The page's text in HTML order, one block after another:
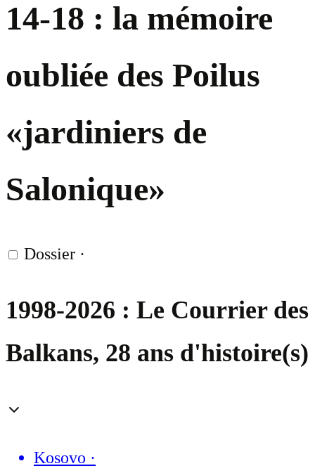
14-18 : la mémoire
oubliée des Poilus
«jardiniers de
Salonique»
Dossier ·
1998-2026 : Le Courrier des
Balkans, 28 ans d'histoire(s)
Kosovo ·